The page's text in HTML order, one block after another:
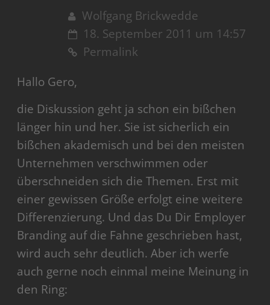
Wolfgang Brickwedde
18. September 2011 um 14:57
Permalink
Hallo Gero,
die Diskussion geht ja schon ein bißchen
länger hin und her. Sie ist sicherlich ein
bißchen akademisch und bei den meisten
Unternehmen verschwimmen oder
überschneiden sich die Themen. Erst mit
einer gewissen Größe erfolgt eine weitere
Differenzierung. Und das Du Dir Employer
Branding auf die Fahne geschrieben hast,
wird auch sehr deutlich. Aber ich werfe
auch gerne noch einmal meine Meinung in
den Ring: